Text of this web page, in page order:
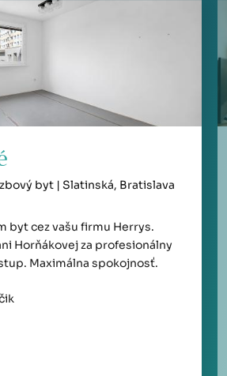
byt | Slatinská, Bratislava
byt cez vašu firmu Herrys.
Horňákovej za profesionálny
Maximálna spokojnosť.